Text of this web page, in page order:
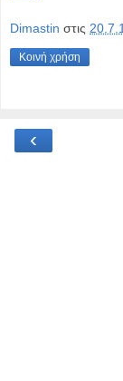
Dimastin στις
Κοινή χρήση
‹